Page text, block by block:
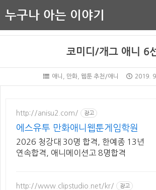
누구나 아는 이야기
코미디/개그 애니 6
애니, 만화, 웹툰 추천/애니 2019.
http://anisu2.com/ 광고
에스유투 만화애니웹툰게임학원
2026 청강대 30명 합격, 한예종 13년
연속합격, 애니메이션고 8명합격
http://www.clipstudio.net/kr/ 광고